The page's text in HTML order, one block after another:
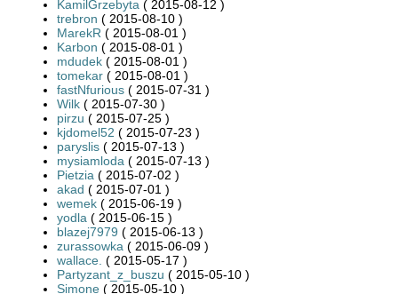
KamilGrzebyta ( 2015-08-12 )
trebron ( 2015-08-10 )
MarekR ( 2015-08-01 )
Karbon ( 2015-08-01 )
mdudek ( 2015-08-01 )
tomekar ( 2015-08-01 )
fastNfurious ( 2015-07-31 )
Wilk ( 2015-07-30 )
pirzu ( 2015-07-25 )
kjdomel52 ( 2015-07-23 )
paryslis ( 2015-07-13 )
mysiamloda ( 2015-07-13 )
Pietzia ( 2015-07-02 )
akad ( 2015-07-01 )
wemek ( 2015-06-19 )
yodla ( 2015-06-15 )
blazej7979 ( 2015-06-13 )
zurassowka ( 2015-06-09 )
wallace. ( 2015-05-17 )
Partyzant_z_buszu ( 2015-05-10 )
Simone ( 2015-05-10 )